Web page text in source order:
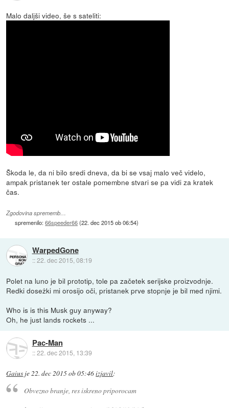
Malo daljši video, še s sateliti:
Škoda le, da ni bilo sredi dneva, da bi se vsaj malo več videlo,
ampak pristanek ter ostale pomembne stvari se pa vidi za kratek
čas.
Zgodovina sprememb…
spremenilo:66speeder66(22. dec 2015 ob 06:54)
WarpedGone
::22. dec 2015, 08:19
Polet na luno je bil prototip, tole pa začetek serijske proizvodnje.
Redki doseżki mi orosijo oči, pristanek prve stopnje je bil med njimi.
Who is is this Musk guy anyway?
Oh, he just lands rockets ...
Pac-Man
::22. dec 2015, 13:39
Gaius je22. dec 2015 ob 05:46izjavil:
Obvezno branje, res iskreno priporocam